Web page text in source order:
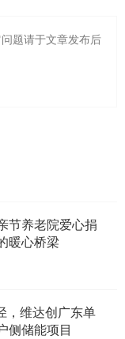
题请于文章发布后
节养老院爱心捐
暖心桥梁
，维达创广东单
侧储能项目